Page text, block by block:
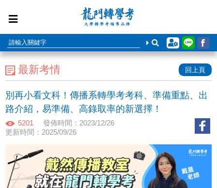
最新考情 回上頁
別再小看文科！傳播系轉學考考科、準備重點、出
路介紹，易準備、高錄取率的新選擇！
5201
發佈時間：2023/12/26
更新時間：2025/09/26